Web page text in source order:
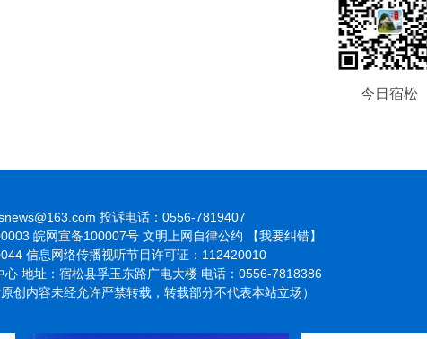
今日宿松
投诉电话：0556-7819407
皖网宣备100007号 文明上网自律公约
【我要纠错】
信息网络传播视听节目许可证：112420010
地址：宿松县孚玉东路广电大楼 电话：0556-7818386
内容未经允许严禁转载，转载部分不代表本站立场）